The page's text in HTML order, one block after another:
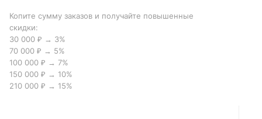
Копите сумму заказов и получайте повышенные
скидки:
30 000 ₽ → 3%
70 000 ₽ → 5%
100 000 ₽ → 7%
150 000 ₽ → 10%
210 000 ₽ → 15%